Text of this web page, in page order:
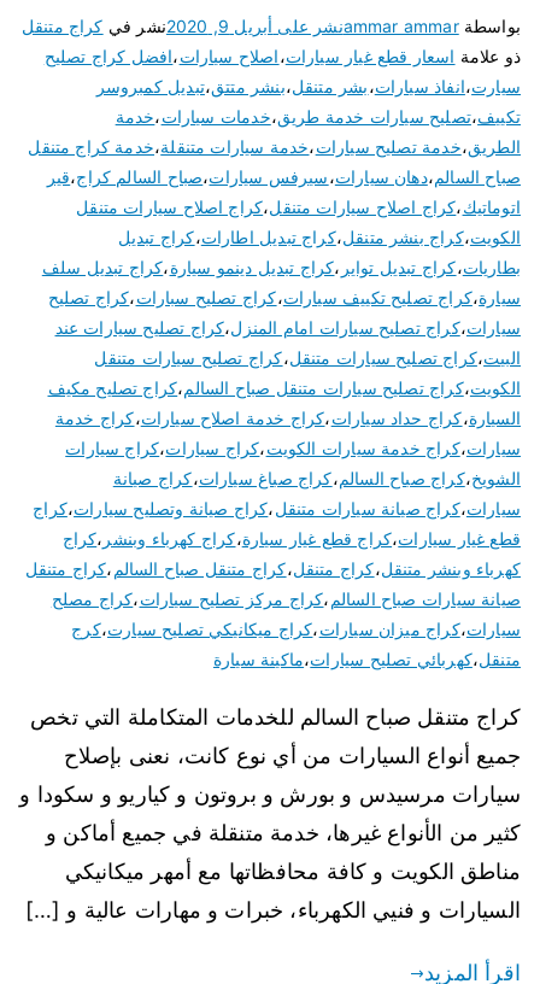
بواسطةammar ammarنشر على أبريل 9, 2020 نشر في كراج متنقل
ذو علامة اسعار قطع غيار سيارات،اصلاح سيارات،افضل كراج تصليح
سيارت،انفاذ سيارات،بشر متنقل،بنشر متتق،تبديل كمبروسر
تكييف،تصليح سيارات خدمة طريق،خدمات سيارات،خدمة
الطريق،خدمة تصليح سيارات،خدمة سيارات متنقلة،خدمة كراج متنقل
صباح السالم،دهان سيارات،سيرفس سيارات،صباح السالم كراج،قير
اتوماتيك،كراج اصلاح سيارات متنقل،كراج اصلاح سيارات متنقل
الكويت،كراج بنشر متنقل،كراج تبديل اطارات،كراج تبديل
بطاريات،كراج تبديل تواير ،كراج تبديل دينمو سيارة،كراج تبديل سلف
سيارة،كراج تصليح تكييف سيارات،كراج تصليح سبارات،كراج تصليح
سيارات،كراج تصليح سيارات امام المنزل،كراج تصليح سيارات عند
البيت،كراج تصليح سيارات متنقل،كراج تصليح سيارات متنقل
الكويت،كراج تصليح سيارات متنقل صباح السالم،كراج تصليح مكيف
السيارة،كراج حداد سيارات،كراج خدمة اصلاح سيارات،كراج خدمة
سيارات،كراج خدمة سيارات الكويت،كراج سيارات،كراج سيارات
الشويخ،كراج صباح السالم،كراج صباغ سيارات،كراج صيانة
سيارات،كراج صيانة سيارات متنقل،كراج صيانة وتصليح سيارات،كراج
قطع غيار سيارات،كراج قطع غيار سيارة،كراج كهرباء وبنشر ،كراج
كهرباء وبنشر متنقل،كراج متنقل،كراج متنقل صباح السالم،كراج متنقل
صيانة سيارات صباح السالم،كراج مركز تصليح سيارات،كراج مصلح
سيارات،كراج ميزان سيارات،كراج ميكانيكي تصليح سيارت،كرج
متنقل،كهربائي تصليح سيارات،ماكينة سيارة
كراج متنقل صباح السالم للخدمات المتكاملة التي تخص
جميع أنواع السيارات من أي نوع كانت، نعنى بإصلاح
سيارات مرسيدس و بورش و بروتون و كياريو و سكودا و
كثير من الأنواع غيرها، خدمة متنقلة في جميع أماكن و
مناطق الكويت و كافة محافظاتها مع أمهر ميكانيكي
السيارات و فنيي الكهرباء، خبرات و مهارات عالية و […]
اقرأ المزيد